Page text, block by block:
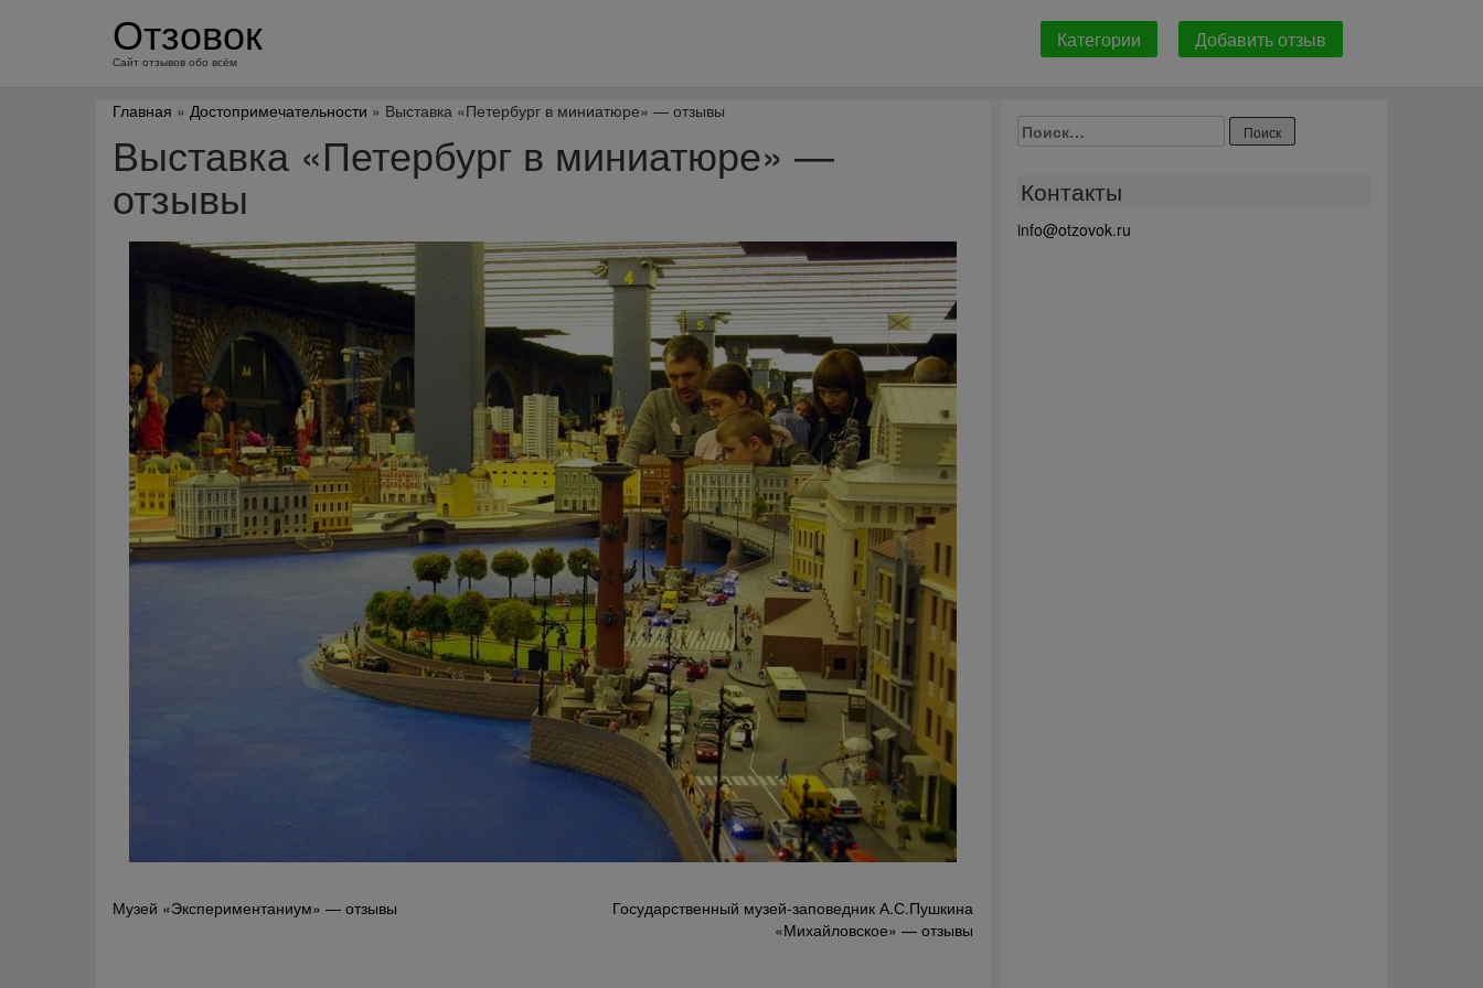
Отзовок
Сайт отзывов обо всём
Категории Добавить отзыв
Главная » Достопримечательности » Выставка «Петербург в миниатюре» — отзывы
Выставка «Петербург в миниатюре» —
отзывы
Навигация
Музей «Экспериментаниум» — отзывы
Государственный музей-заповедник А.С.Пушкина
«Михайловское» — отзывы
Найти:
Контакты
info@otzovok.ru